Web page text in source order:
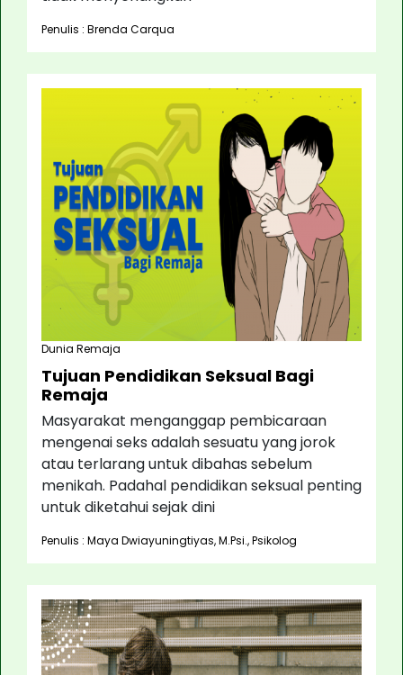
Penulis : Brenda Carqua
Dunia Remaja
Tujuan Pendidikan Seksual Bagi
Remaja
Masyarakat menganggap pembicaraan
mengenai seks adalah sesuatu yang jorok
atau terlarang untuk dibahas sebelum
menikah. Padahal pendidikan seksual penting
untuk diketahui sejak dini
Penulis : Maya Dwiayuningtiyas, M.Psi., Psikolog